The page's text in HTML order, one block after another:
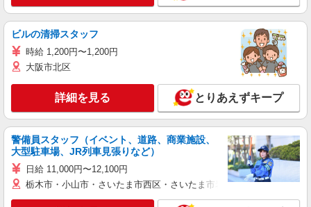
ビルの清掃スタッフ
時給 1,200円〜1,200円
大阪市北区
詳細を見る とりあえずキープ
警備員スタッフ（イベント、道路、商業施設、
大型駐車場、JR列車見張りなど）
日給 11,000円〜12,100円
栃木市・小山市・さいたま市西区・さいたま市岩槻区・久喜市・蓮田